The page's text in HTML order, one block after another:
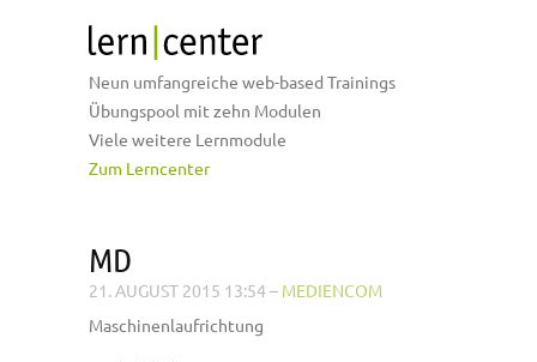
Neun umfangreiche web-based Trainings
Übungspool mit zehn Modulen
Viele weitere Lernmodule
Zum Lerncenter
MD
21. AUGUST 2015 13:54 – MEDIENCOM
Maschinenlaufrichtung